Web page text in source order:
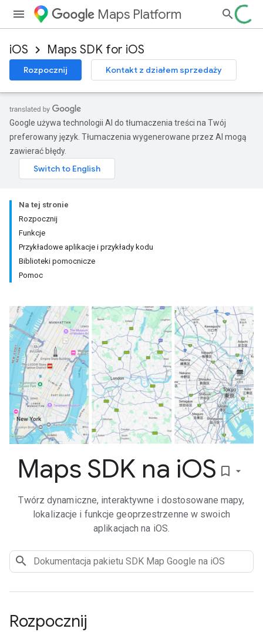
Maps Platform
iOS Maps SDK for iOS
Rozpocznij Kontakt z działem sprzedaży
Google używa technologii AI do tłumaczenia treści na Twój
preferowany język. Tłumaczenia wygenerowane przez AI mogą
zawierać błędy.
Na tej stronie
Rozpocznij
Funkcje
Przykładowe aplikacje i przykłady kodu
Biblioteki pomocnicze
Pomoc
Maps SDK na iOS bookmark_border
Twórz dynamiczne, interaktywne i dostosowane mapy,
lokalizacje i funkcje geoprzestrzenne w swoich
aplikacjach na iOS.
Rozpocznij